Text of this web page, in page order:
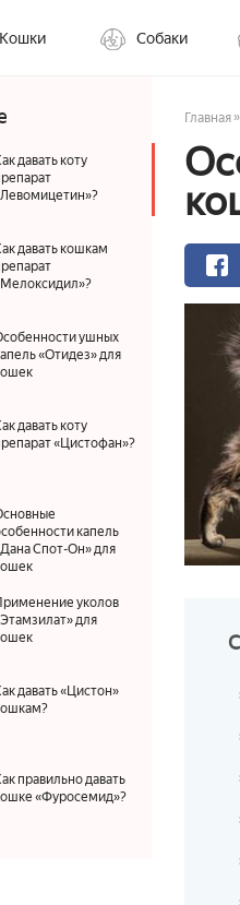
Кошки Собаки
давать коту
давать кошкам
ушных
«Отидез» для
давать коту
«Цистофан»?
капель
Спот-Он» для
уколов
для
давать «Цистон»
правильно давать
«Фуросемид»?
Главная »